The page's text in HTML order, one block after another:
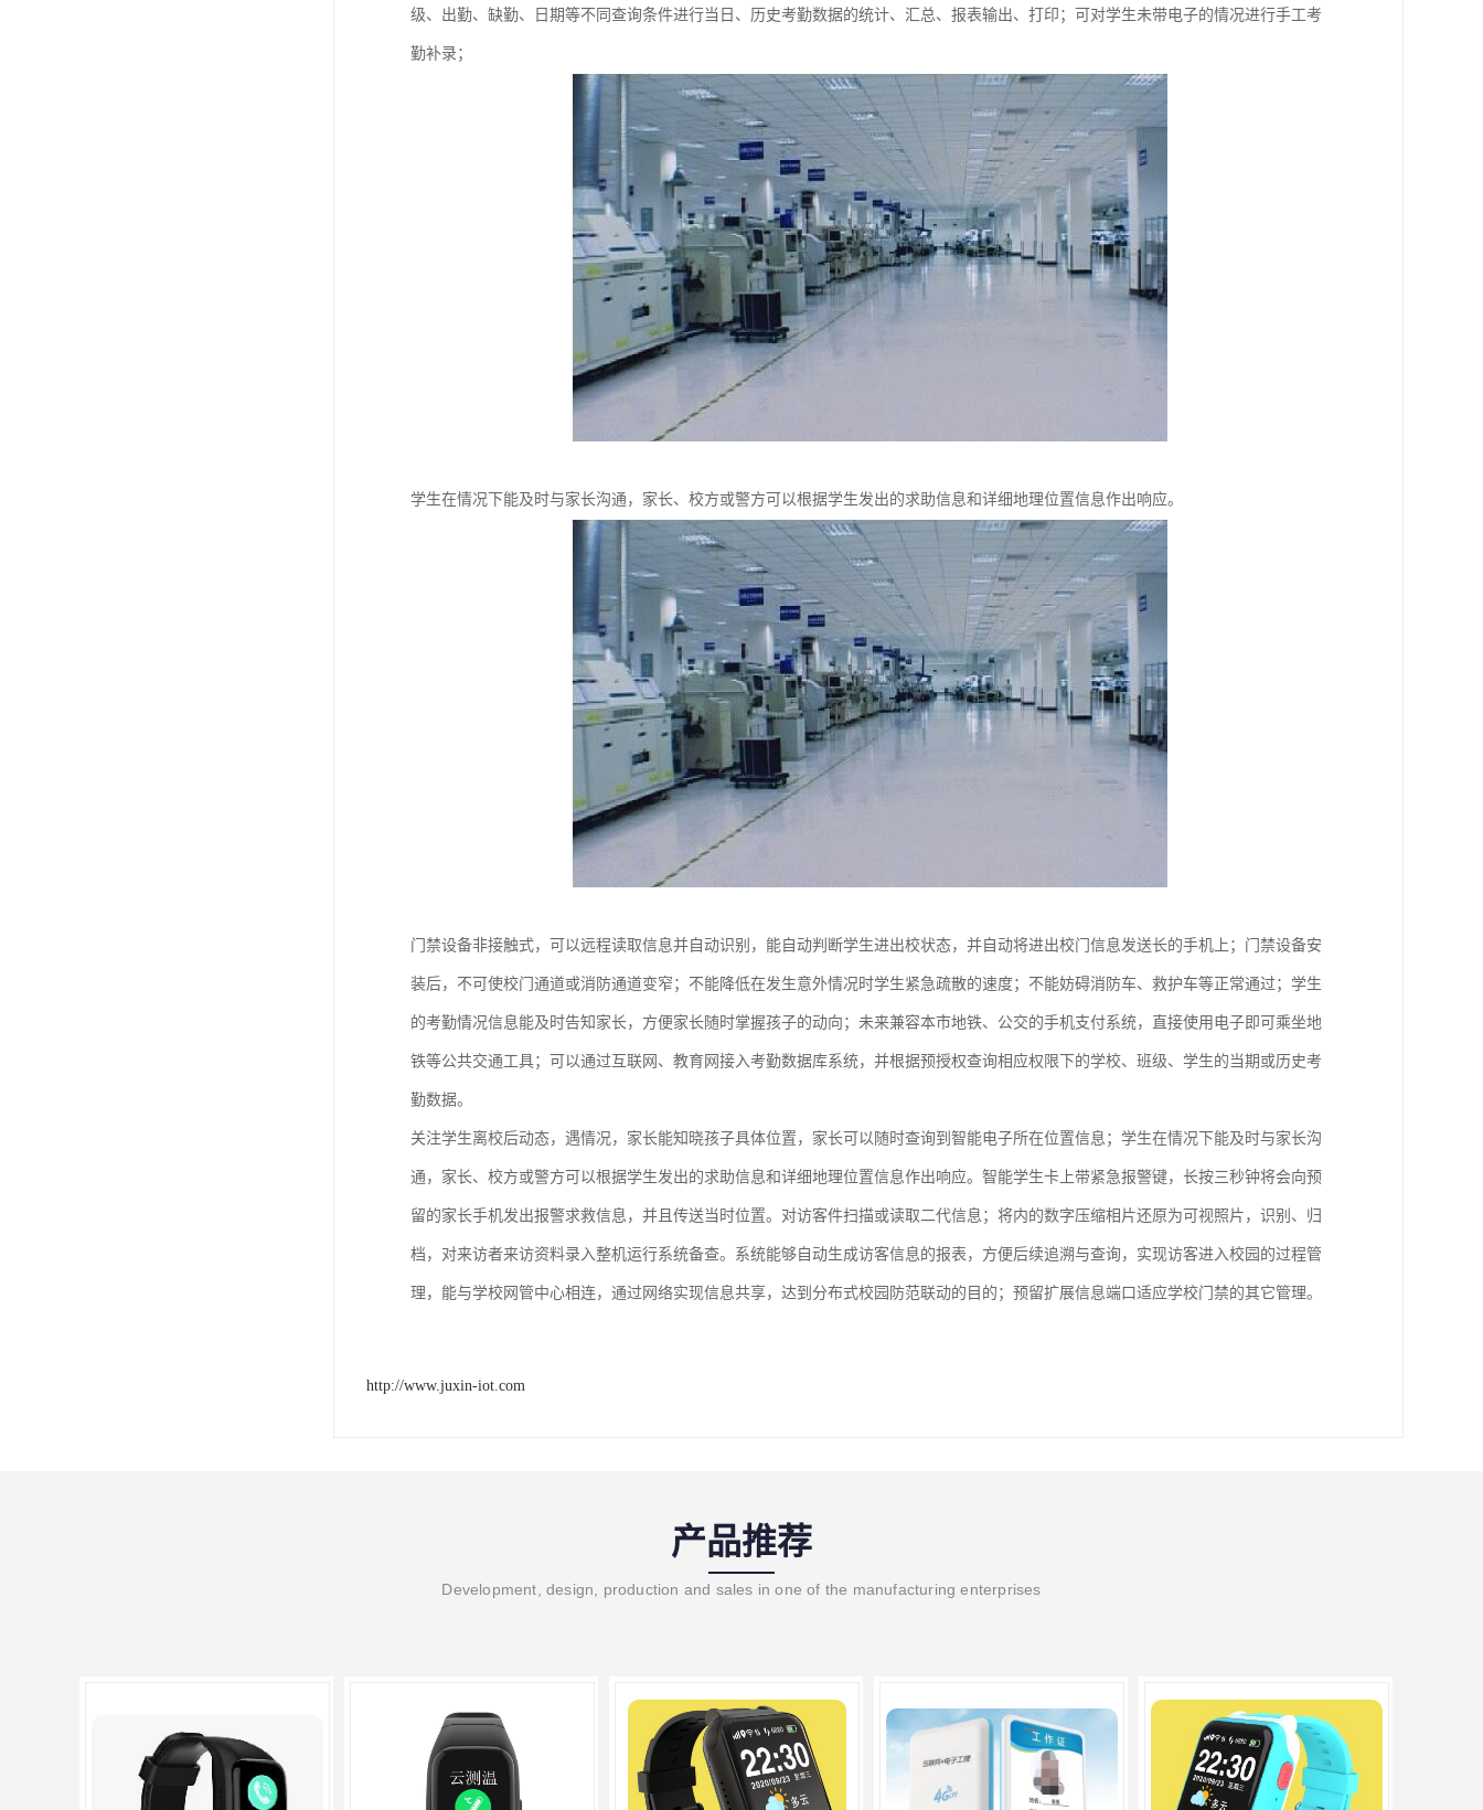
级、出勤、缺勤、日期等不同查询条件进行当日、历史考勤数据的统计、汇总、报表输出、打印；可对学生未带电子的情况进行手工考
勤补录；
学生在情况下能及时与家长沟通，家长、校方或警方可以根据学生发出的求助信息和详细地理位置信息作出响应。
门禁设备非接触式，可以远程读取信息并自动识别，能自动判断学生进出校状态，并自动将进出校门信息发送长的手机上；门禁设备安
装后，不可使校门通道或消防通道变窄；不能降低在发生意外情况时学生紧急疏散的速度；不能妨碍消防车、救护车等正常通过；学生
的考勤情况信息能及时告知家长，方便家长随时掌握孩子的动向；未来兼容本市地铁、公交的手机支付系统，直接使用电子即可乘坐地
铁等公共交通工具；可以通过互联网、教育网接入考勤数据库系统，并根据预授权查询相应权限下的学校、班级、学生的当期或历史考
勤数据。
关注学生离校后动态，遇情况，家长能知晓孩子具体位置，家长可以随时查询到智能电子所在位置信息；学生在情况下能及时与家长沟
通，家长、校方或警方可以根据学生发出的求助信息和详细地理位置信息作出响应。智能学生卡上带紧急报警键，长按三秒钟将会向预
留的家长手机发出报警求救信息，并且传送当时位置。对访客件扫描或读取二代信息；将内的数字压缩相片还原为可视照片，识别、归
档，对来访者来访资料录入整机运行系统备查。系统能够自动生成访客信息的报表，方便后续追溯与查询，实现访客进入校园的过程管
理，能与学校网管中心相连，通过网络实现信息共享，达到分布式校园防范联动的目的；预留扩展信息端口适应学校门禁的其它管理。
http://www.juxin-iot.com
产品推荐
Development, design, production and sales in one of the manufacturing enterprises